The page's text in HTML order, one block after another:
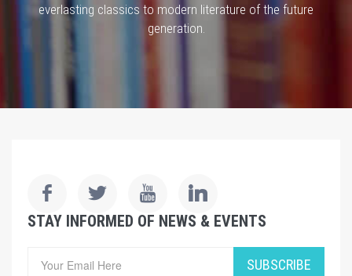
everlasting classics to modern literature of the future
generation.
STAY INFORMED OF NEWS & EVENTS
SUBSCRIBE